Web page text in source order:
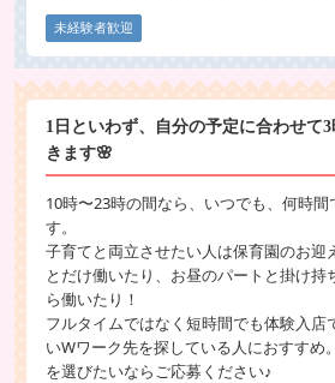
未経験者歓迎
1日といわず、自分の予定に合わせて
きます🌸
10時〜23時の間なら、いつでも、何時間
す。
子育てと両立させたい人は保育園のお迎
とだけ働いたり、お昼のパートと掛け持
ら働いたり！
フルタイムではなく短時間でも体験入店
いWワーク先を探している人におすすめ
を選びたいならご応募ください♪